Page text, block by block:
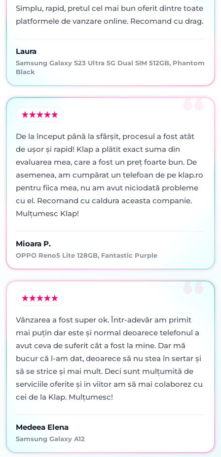
Simplu, rapid, pretul cel mai bun oferit dintre toate
platformele de vanzare online. Recomand cu drag.
Laura
Samsung Galaxy S23 Ultra 5G Dual SIM 512GB, Phantom
Black
De la început până la sfârșit, procesul a fost atât
de ușor și rapid! Klap a plătit exact suma din
evaluarea mea, care a fost un preț foarte bun. De
asemenea, am cumpărat un telefoan de pe klap.ro
pentru fiica mea, nu am avut niciodată probleme
cu el. Recomand cu caldura aceasta companie.
Mulțumesc Klap!
Mioara P.
OPPO Reno5 Lite 128GB, Fantastic Purple
Vânzarea a fost super ok. Într-adevăr am primit
mai puţin dar este şi normal deoarece telefonul a
avut ceva de suferit cât a fost la mine. Dar mă
bucur că l-am dat, deoarece să nu stea în sertar şi
să se strice şi mai mult. Deci sunt mulţumită de
serviciile oferite şi in viitor am să mai colaborez cu
cei de la Klap. Mulţumesc!
Medeea Elena
Samsung Galaxy A12